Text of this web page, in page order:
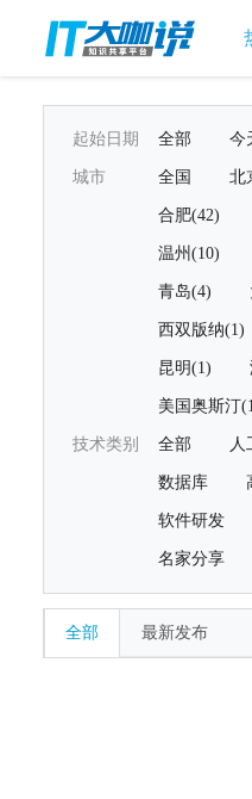
起始日期 全部 今
城市 全国 北
合肥(42)
温州(10)
青岛(4)
西双版纳(1)
昆明(1)
美国奥斯汀
技术类别 全部 人
数据库
软件研发
名家分享
全部 最新发布